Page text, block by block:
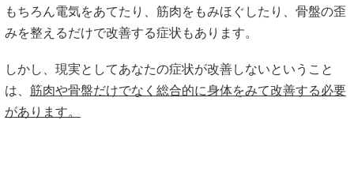
もちろん電気をあてたり、筋肉をもみほぐしたり、骨盤の歪
みを整えるだけで改善する症状もあります。
しかし、現実としてあなたの症状が改善しないということ
は、 筋肉や骨盤だけでなく総合的に身体をみて改善する必要
があります。